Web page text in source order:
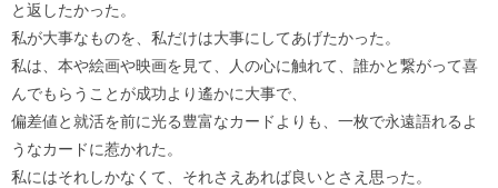
と返したかった。
私が大事なものを、私だけは大事にしてあげたかった。
私は、本や絵画や映画を見て、人の心に触れて、誰かと繋がって喜
んでもらうことが成功より遙かに大事で、
偏差値と就活を前に光る豊富なカードよりも、一枚で永遠語れるよ
うなカードに惹かれた。
私にはそれしかなくて、それさえあれば良いとさえ思った。